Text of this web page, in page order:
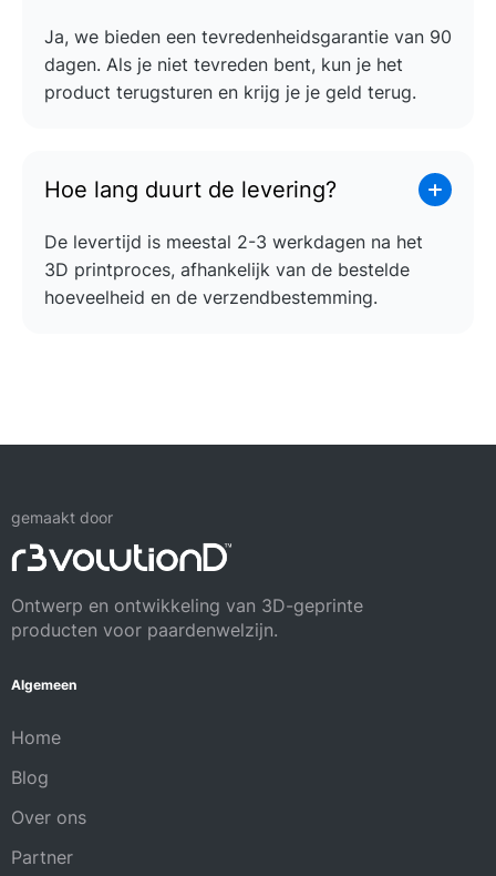
Ja, we bieden een tevredenheidsgarantie van 90
dagen. Als je niet tevreden bent, kun je het
product terugsturen en krijg je je geld terug.
Hoe lang duurt de levering?
De levertijd is meestal 2-3 werkdagen na het
3D printproces, afhankelijk van de bestelde
hoeveelheid en de verzendbestemming.
gemaakt door
Ontwerp en ontwikkeling van 3D-geprinte
producten voor paardenwelzijn.
Algemeen
Home
Blog
Over ons
Partner